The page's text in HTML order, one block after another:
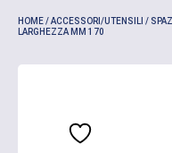
HOME/ACCESSORI/UTENSILI
/
LARGHEZZA MM 170